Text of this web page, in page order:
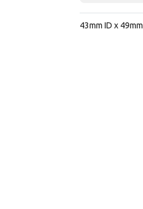
43mm ID x